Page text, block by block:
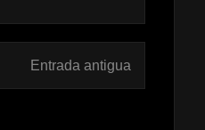
Entrada antigua